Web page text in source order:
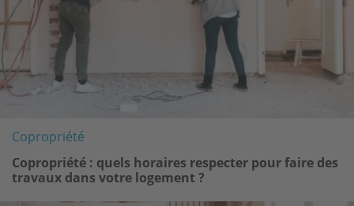
Copropriété
Copropriété : quels horaires respecter pour faire des
travaux dans votre logement ?